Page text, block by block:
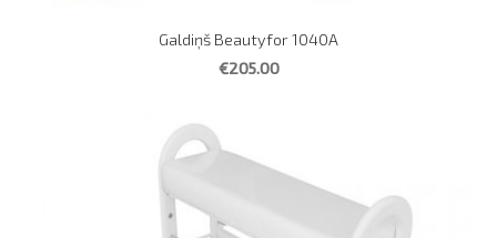
Galdiņš Beautyfor 1040A
€205.00